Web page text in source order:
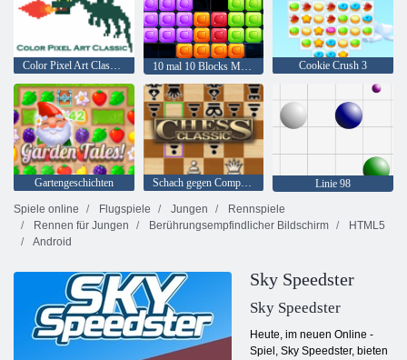
Color Pixel Art Classic Classic 10 mal 10 Blocks Match Cookie Crush 3
Gartengeschichten Schach gegen Computer
Linie 98
Spiele online
Flugspiele Jungen
Rennspiele
Rennen für Jungen
Berührungsempfindlicher Bildschirm
HTML5
Android
Sky Speedster
Sky Speedster
Heute, im neuen Online -
Spiel, Sky Speedster, bieten